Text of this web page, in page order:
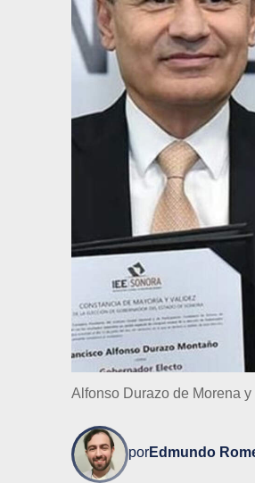
Alfonso Durazo de Morena
porEdmundo